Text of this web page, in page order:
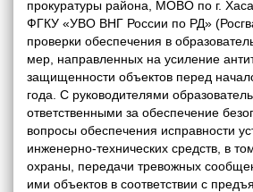
прокуратуры района, МОВО по г.
ФГКУ «УВО ВНГ России по РД»
проверки обеспечения в
мер, направленных на усиление
защищенности объектов перед
года. С руководителями
ответственными за обеспечение
вопросы обеспечения исправности
инженерно-технических средств, в
охраны, передачи тревожных
ими объектов в соответствии с